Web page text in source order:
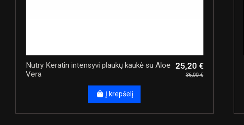
Nutry Keratin intensyvi plaukų kaukė su Aloe
Vera
25,20 €
36,00 €
Į krepšelį